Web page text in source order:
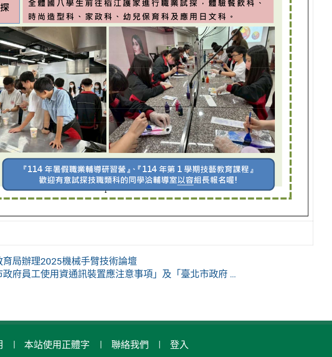
育局辦理2025機械手臂技術論壇
府員工使用資通訊裝置應注意事項」及「臺北市政府 ...
本站使用正體字 聯絡我們 登入